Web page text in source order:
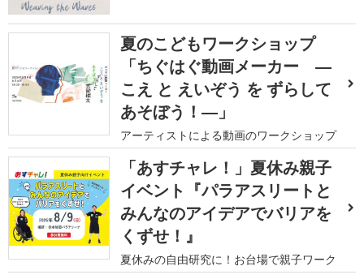
夏のこどもワークショップ
「ちぐはぐ動画メーカー ―
こえ と えいぞう を ずらして
あそぼう！―」
アーティストによる動画のワークショップ
「あすチャレ！」夏休み親子
イベント『パラアスリートと
みんなのアイデアでバリアを
くずせ！』
夏休みの自由研究に！お台場で親子ワーク